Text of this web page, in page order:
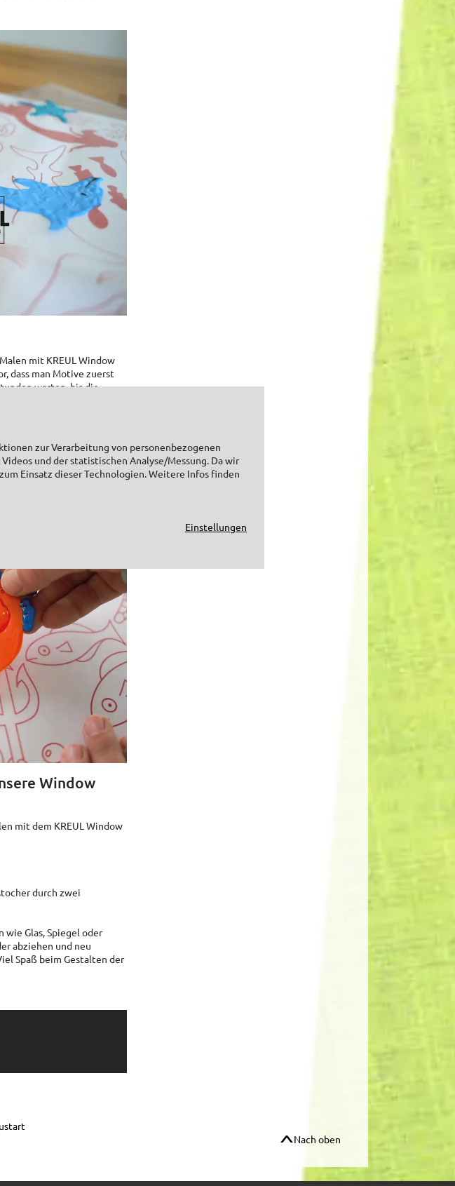
mit KREUL Window
dass man Motive zuerst
warten, bis die
die Farbenwelt! Die
nicht verlaufen und auch
und Motive, die jedes
Window
mit dem KREUL Window
durch zwei
Glas, Spiegel oder
abziehen und neu
Spaß beim Gestalten der
Nach oben
zur Verarbeitung von personenbezogenen
und der statistischen Analyse/Messung. Da wir
Einsatz dieser Technologien. Weitere Infos finden
Einstellungen